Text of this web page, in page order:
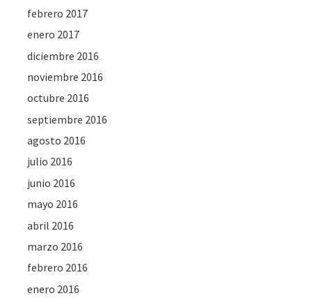
febrero 2017
enero 2017
diciembre 2016
noviembre 2016
octubre 2016
septiembre 2016
agosto 2016
julio 2016
junio 2016
mayo 2016
abril 2016
marzo 2016
febrero 2016
enero 2016